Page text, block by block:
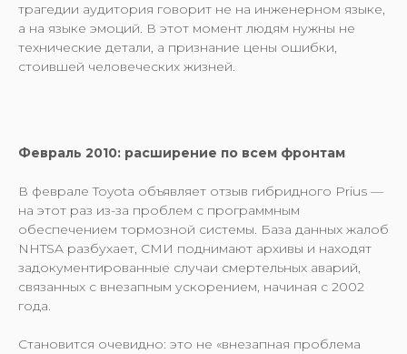
трагедии аудитория говорит не на инженерном языке,
а на языке эмоций. В этот момент людям нужны не
технические детали, а признание цены ошибки,
стоившей человеческих жизней.
Февраль 2010: расширение по всем фронтам
В феврале Toyota объявляет отзыв гибридного Prius —
на этот раз из-за проблем с программным
обеспечением тормозной системы. База данных жалоб
NHTSA разбухает, СМИ поднимают архивы и находят
задокументированные случаи смертельных аварий,
связанных с внезапным ускорением, начиная с 2002
года.
Становится очевидно: это не «внезапная проблема